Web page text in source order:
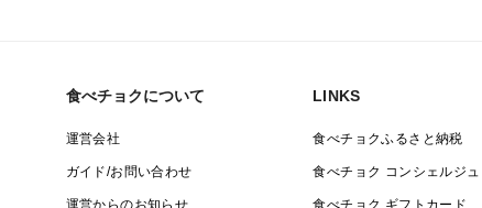
食べチョクについて
運営会社
ガイド/お問い合わせ
運営からのお知らせ
LINKS
食べチョクふるさと納税
食べチョク コンシェルジュ
食べチョク ギフトカード